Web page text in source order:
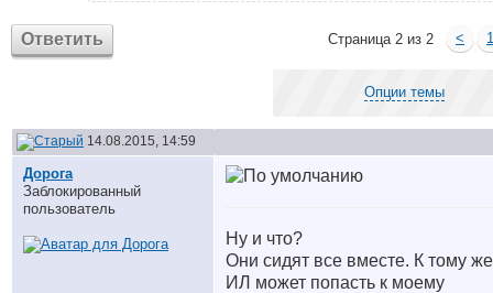
Ответить Страница 2 из 2 < 1
Опции темы
14.08.2015, 14:59
Дорога
Заблокированный
пользователь
Ну и что?
Они сидят все вместе. К тому
ИЛ может попасть к моему